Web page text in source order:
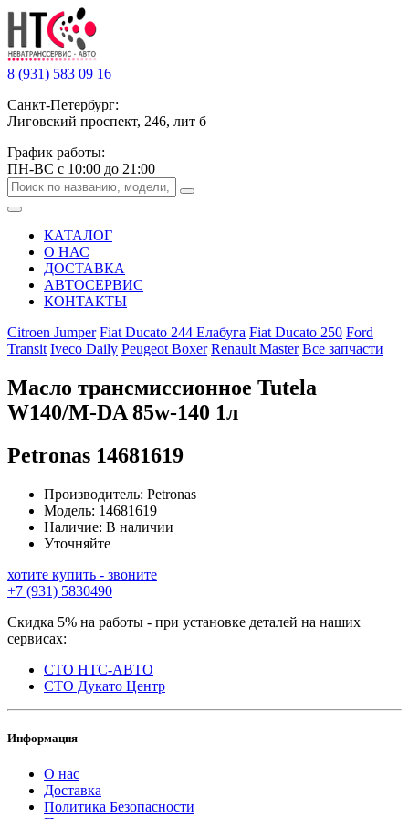
8 (931) 583 09 16
Санкт-Петербург:
Лиговский проспект, 246, лит б
График работы:
ПН-ВС с 10:00 до 21:00
КАТАЛОГ
О НАС
ДОСТАВКА
АВТОСЕРВИС
КОНТАКТЫ
Citroen Jumper Fiat Ducato 244 Елабуга Fiat Ducato 250 Ford
Transit Iveco Daily Peugeot Boxer Renault Master Все запчасти
Масло трансмиссионное Tutela
W140/M-DA 85w-140 1л
Petronas 14681619
Производитель: Petronas
Модель: 14681619
Наличие: В наличии
Уточняйте
хотите купить - звоните
+7 (931) 5830490
Скидка 5% на работы - при установке деталей на наших
сервисах:
СТО НТС-АВТО
СТО Дукато Центр
Информация
О нас
Доставка
Политика Безопасности